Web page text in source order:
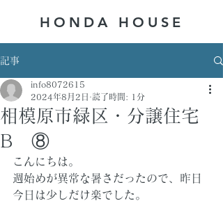
HONDA ​HOUSE
記事
相模原市緑区・分譲住宅
B ⑧
info8072615
2024年8月2日
読了時間: 1分
こんにちは。
週始めが異常な暑さだったので、昨日
今日は少しだけ楽でした。